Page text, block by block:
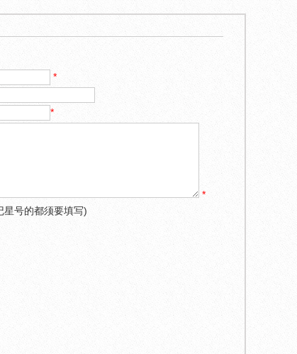
*
*
*
星号的都须要填写)